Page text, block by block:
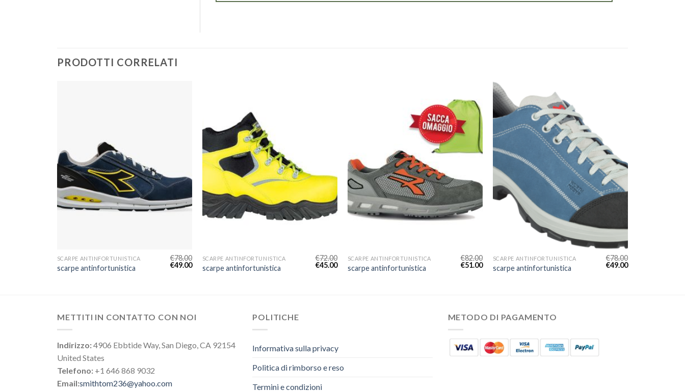
PRODOTTI CORRELATI
SCARPE ANTINFORTUNISTICA
scarpe antinfortunistica
€78.00
€49.00
SCARPE ANTINFORTUNISTICA
scarpe antinfortunistica
€72.00
€45.00
SCARPE ANTINFORTUNISTICA
scarpe antinfortunistica
€82.00
€51.00
SCARPE ANTINFORTUNISTICA
scarpe antinfortunistica
€78.00
€49.00
METTITI IN CONTATTO CON NOI
Indirizzo:4906 Ebbtide Way, San Diego, CA 92154
United States
Telefono: +1 646 868 9032
Email:smithtom236@yahoo.com
POLITICHE
Informativa sulla privacy
Politica di rimborso e reso
Termini e condizioni
METODO DI PAGAMENTO